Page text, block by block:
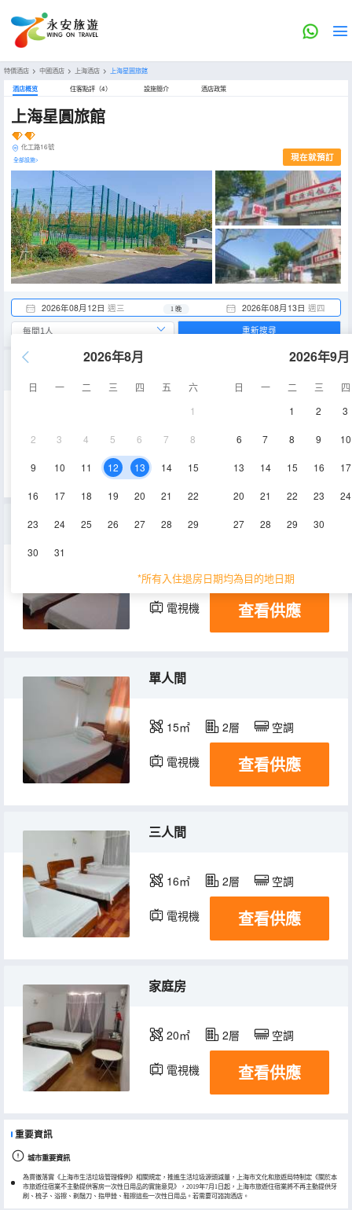
特價酒店 > 中國酒店 > 上海酒店 > 上海星圓旅館
酒店概览 住客點評（4） 設施簡介 酒店政策
上海星圓旅館
化工路16號
全部設施> 現在就預訂
2026年08月12日 週三 2026年08月13日 週四
1 晚
2026年8月
日 一 二 三 四 五
六
1
2 3 4 5 6 7 8
9 10 11 12 13 14 15
16 17 18 19 20 21 22
23 24 25 26 27 28 29
30 31
2026年9月
日 一 二 三
四
1
2 3
6 7 8 9 10
13 14 15 16 17
20 21 22 23 24
27 28 29 30
*所有入住退房日期均為目的地日期
重新搜尋
空調
標準間
15㎡ 2層 空調
電視機 查看供應
單人間
15㎡ 2層 空調
電視機 查看供應
三人間
16㎡ 2層 空調
電視機 查看供應
家庭房
20㎡ 2層 空調
電視機 查看供應
重要資訊
城市重要資訊
為貫徹落實《上海市生活垃圾管理條例》相關規定，推進生活垃圾源頭減量，上海市文化和旅遊局特制定《關於本
市旅遊住宿業不主動提供客房一次性日用品的實施意見》，2019年7月1日起，上海市旅遊住宿業將不再主動提供牙
刷、梳子、浴擦、剃鬚刀、指甲銼、鞋擦這些一次性日用品。若需要可諮詢酒店。